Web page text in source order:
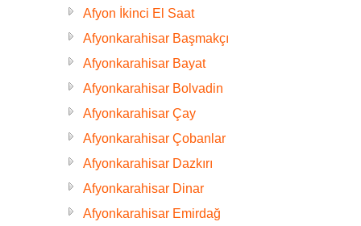
Afyon İkinci El Saat
Afyonkarahisar Başmakçı
Afyonkarahisar Bayat
Afyonkarahisar Bolvadin
Afyonkarahisar Çay
Afyonkarahisar Çobanlar
Afyonkarahisar Dazkırı
Afyonkarahisar Dinar
Afyonkarahisar Emirdağ